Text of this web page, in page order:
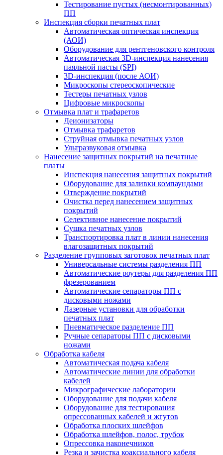
Тестирование пустых (несмонтированных)
ПП
Инспекция сборки печатных плат
Автоматическая оптическая инспекция
(АОИ)
Оборудование для рентгеновского контроля
Автоматическая 3D-инспекция нанесения
паяльной пасты (SPI)
3D-инспекция (после АОИ)
Микроскопы стереоскопические
Тестеры печатных узлов
Цифровые микроскопы
Отмывка плат и трафаретов
Деионизаторы
Отмывка трафаретов
Струйная отмывка печатных узлов
Ультразвуковая отмывка
Нанесение защитных покрытий на печатные
платы
Инспекция нанесения защитных покрытий
Оборудование для заливки компаундами
Отверждение покрытий
Очистка перед нанесением защитных
покрытий
Селективное нанесение покрытий
Сушка печатных узлов
Транспортировка плат в линии нанесения
влагозащитных покрытий
Разделение групповых заготовок печатных плат
Универсальные системы разделения ПП
Автоматические роутеры для разделения ПП
фрезерованием
Автоматические сепараторы ПП с
дисковыми ножами
Лазерные установки для обработки
печатных плат
Пневматическое разделение ПП
Ручные сепараторы ПП с дисковыми
ножами
Обработка кабеля
Автоматическая подача кабеля
Автоматические линии для обработки
кабелей
Микрографические лаборатории
Оборудование для подачи кабеля
Оборудование для тестирования
опрессованных кабелей и жгутов
Обработка плоских шлейфов
Обработка шлейфов, полос, трубок
Опрессовка наконечников
Резка и зачистка коаксиального кабеля